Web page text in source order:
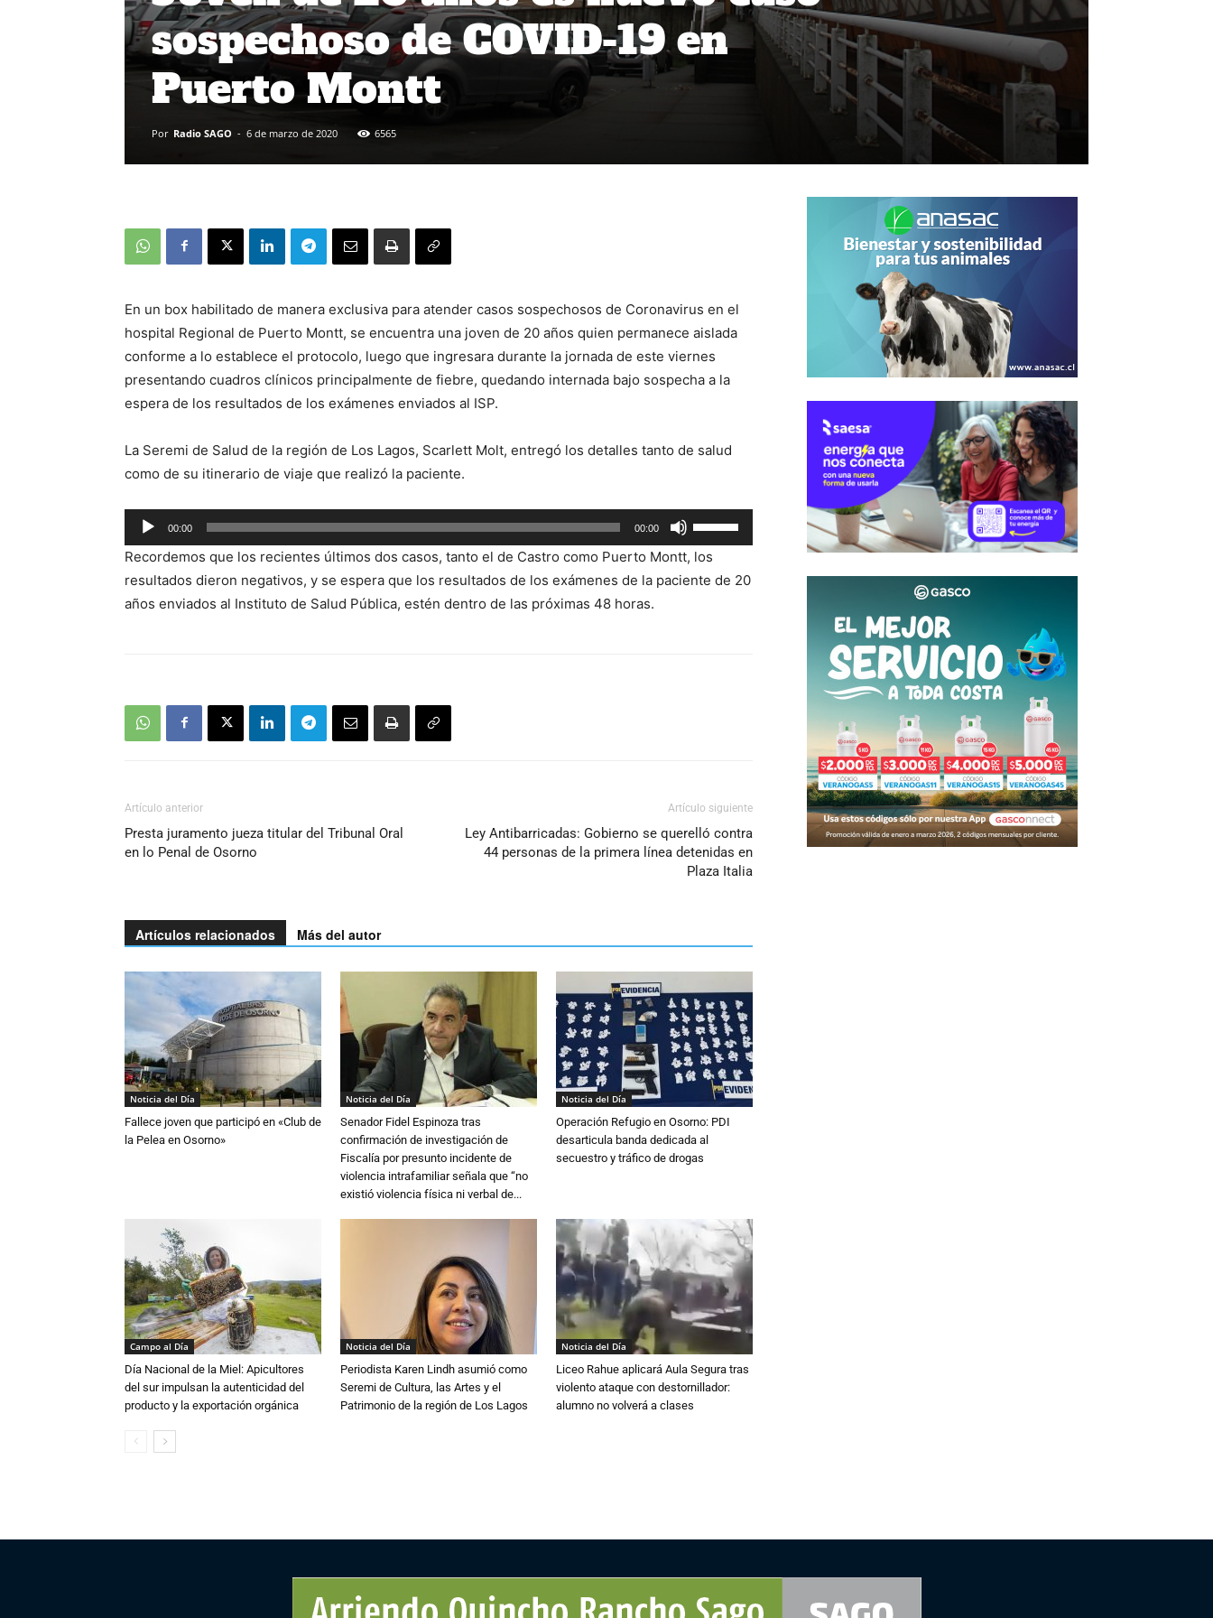
sospechoso de COVID-19 en
Puerto Montt
Por Radio SAGO - 6 de marzo de 2020 6565
En un box habilitado de manera exclusiva para atender casos sospechosos de Coronavirus en el
hospital Regional de Puerto Montt, se encuentra una joven de 20 años quien permanece aislada
conforme a lo establece el protocolo, luego que ingresara durante la jornada de este viernes
presentando cuadros clínicos principalmente de fiebre, quedando internada bajo sospecha a la
espera de los resultados de los exámenes enviados al ISP.
La Seremi de Salud de la región de Los Lagos, Scarlett Molt, entregó los detalles tanto de salud
como de su itinerario de viaje que realizó la paciente.
Reproductor
de
audio
00:00 00:00
las
teclas
de
Recordemos que los recientes últimos dos casos, tanto el de Castro como Puerto Montt, los
resultados dieron negativos, y se espera que los resultados de los exámenes de la paciente de 20
años enviados al Instituto de Salud Pública, estén dentro de las próximas 48 horas.
Artículo anterior
Presta juramento jueza titular del Tribunal Oral
en lo Penal de Osorno
Artículo siguiente
Ley Antibarricadas: Gobierno se querelló contra
44 personas de la primera línea detenidas en
Plaza Italia
Artículos relacionados Más del autor
Noticia del Día
Fallece joven que participó en «Club de
la Pelea en Osorno»
Noticia del Día
Senador Fidel Espinoza tras
confirmación de investigación de
Fiscalía por presunto incidente de
violencia intrafamiliar señala que “no
existió violencia física ni verbal de...
Noticia del Día
Operación Refugio en Osorno: PDI
desarticula banda dedicada al
secuestro y tráfico de drogas
Campo al Día
Día Nacional de la Miel: Apicultores
del sur impulsan la autenticidad del
producto y la exportación orgánica
Noticia del Día
Periodista Karen Lindh asumió como
Seremi de Cultura, las Artes y el
Patrimonio de la región de Los Lagos
Noticia del Día
Liceo Rahue aplicará Aula Segura tras
violento ataque con destornillador:
alumno no volverá a clases